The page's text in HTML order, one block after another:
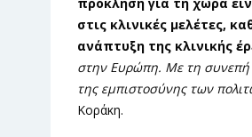
στις κλινικές μελέτες,
ανάπτυξη της κλινικής
στην Ευρώπη. Με τη συνεπή
της εμπιστοσύνης των
Κοράκη.